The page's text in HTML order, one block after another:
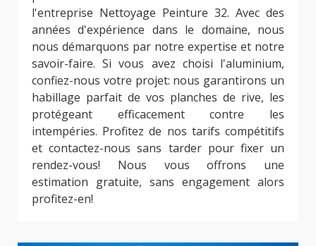
l'entreprise Nettoyage Peinture 32. Avec des
années d'expérience dans le domaine, nous
nous démarquons par notre expertise et notre
savoir-faire. Si vous avez choisi l'aluminium,
confiez-nous votre projet: nous garantirons un
habillage parfait de vos planches de rive, les
protégeant efficacement contre les
intempéries. Profitez de nos tarifs compétitifs
et contactez-nous sans tarder pour fixer un
rendez-vous! Nous vous offrons une
estimation gratuite, sans engagement alors
profitez-en!